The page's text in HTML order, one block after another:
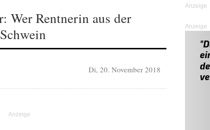
Wer Rentnerin aus der
Di, 20. November 2018
Anzeige